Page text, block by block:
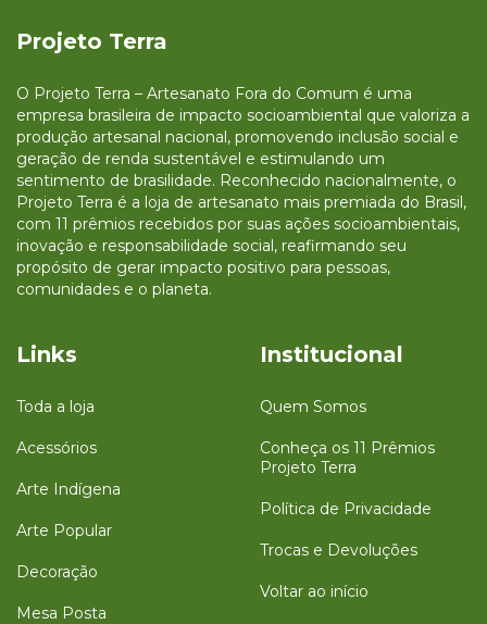
Projeto Terra
O Projeto Terra – Artesanato Fora do Comum é uma
empresa brasileira de impacto socioambiental que valoriza a
produção artesanal nacional, promovendo inclusão social e
geração de renda sustentável e estimulando um
sentimento de brasilidade. Reconhecido nacionalmente, o
Projeto Terra é a loja de artesanato mais premiada do Brasil,
com 11 prêmios recebidos por suas ações socioambientais,
inovação e responsabilidade social, reafirmando seu
propósito de gerar impacto positivo para pessoas,
comunidades e o planeta.
Links
Toda a loja
Acessórios
Arte Indígena
Arte Popular
Decoração
Mesa Posta
Institucional
Quem Somos
Conheça os 11 Prêmios
Projeto Terra
Política de Privacidade
Trocas e Devoluções
Voltar ao início